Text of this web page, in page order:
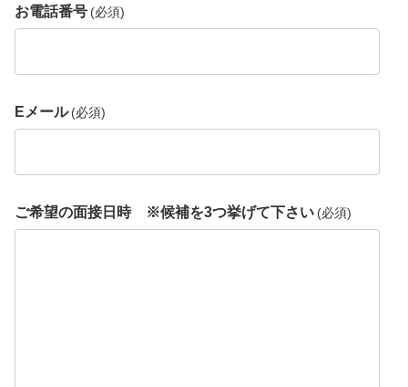
お電話番号 (必須)
Eメール (必須)
ご希望の面接日時 ※候補を3つ挙げて下さい (必須)